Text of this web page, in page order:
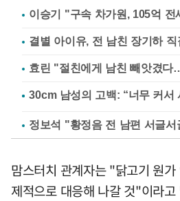
이승기 "구속 차가원, 105억 전
결별 아이유, 전 남친 장기하 직
효린 "절친에게 남친 빼앗겼
정보석 "황정음 전 남편 서글
맘스터치 관계자는 "닭고기 원
제적으로 대응해 나갈 것"이라고